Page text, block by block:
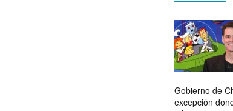
Gobierno de
excepción